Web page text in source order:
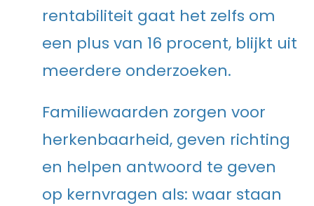
rentabiliteit gaat het zelfs om
een plus van 16 procent, blijkt uit
meerdere onderzoeken.
Familiewaarden zorgen voor
herkenbaarheid, geven richting
en helpen antwoord te geven
op kernvragen als: waar staan